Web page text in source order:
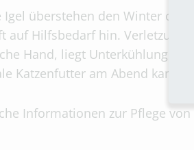
Igel überstehen den Winter
auf Hilfsbedarf hin.
Hand, liegt Unterkühlung
Katzenfutter am Abend kann
Informationen zur Pflege